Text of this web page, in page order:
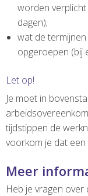
worden
dagen);
wat de
opgeroepen (bij
Let op!
Je moet in
tijdstippen de
voorkom je dat
Meer
Heb je vragen over